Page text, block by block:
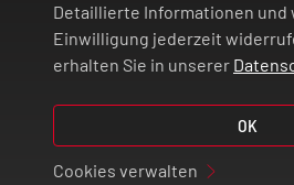
Detaillierte Informationen und
Einwilligung jederzeit
erhalten Sie in unserer
OK
Cookies verwalten
VERTRAG
© 2026 | Riccardo